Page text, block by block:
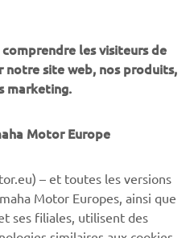
les visiteurs de
site web, nos produits,
marketing.
Motor Europe
– et toutes les versions
Motor Europes, ainsi que
ses filiales, utilisent des